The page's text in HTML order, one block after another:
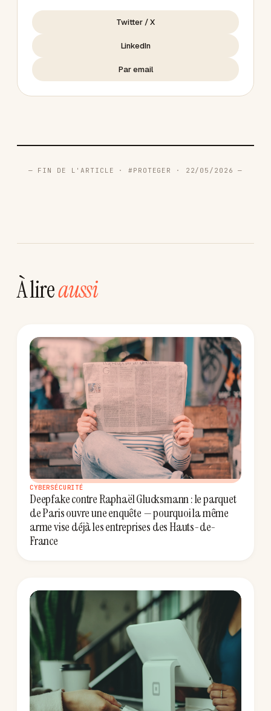
Twitter / X
LinkedIn
Par email
— FIN DE L'ARTICLE · #PROTEGER · 22/05/2026 —
À lireaussi
CYBERSÉCURITÉ
Deepfake contre Raphaël Glucksmann : le parquet
de Paris ouvre une enquête — pourquoi la même
arme vise déjà les entreprises des Hauts-de-
France